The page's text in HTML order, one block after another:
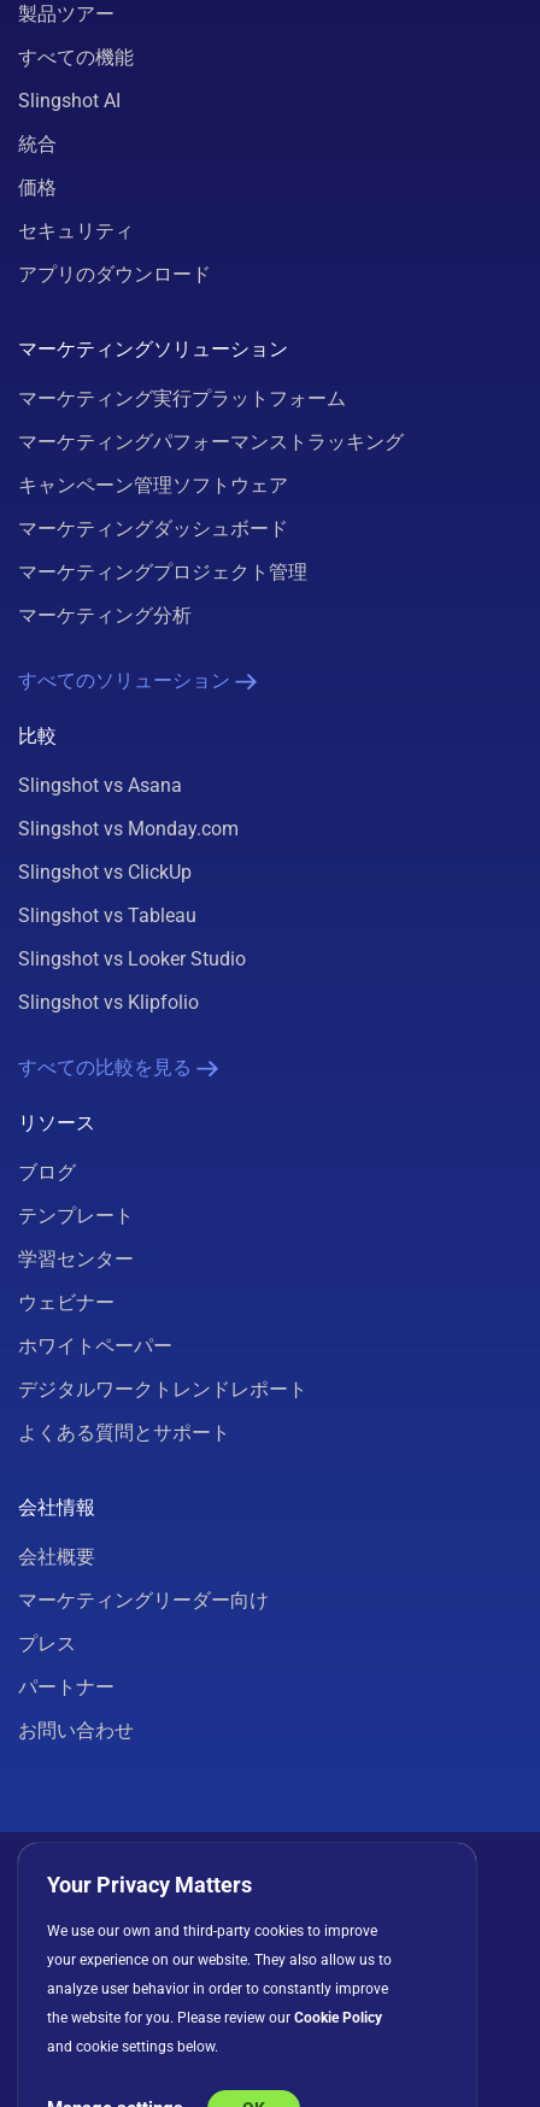
製品ツアー
すべての機能
Slingshot AI
統合
価格
セキュリティ
アプリのダウンロード
マーケティングソリューション
マーケティング実行プラットフォーム
マーケティングパフォーマンストラッキング
キャンペーン管理ソフトウェア
マーケティングダッシュボード
マーケティングプロジェクト管理
マーケティング分析
すべてのソリューション
比較
Slingshot vs Asana
Slingshot vs Monday.com
Slingshot vs ClickUp
Slingshot vs Tableau
Slingshot vs Looker Studio
Slingshot vs Klipfolio
すべての比較を見る
リソース
ブログ
テンプレート
学習センター
ウェビナー
ホワイトペーパー
デジタルワークトレンドレポート
よくある質問とサポート
会社情報
会社概要
マーケティングリーダー向け
プレス
パートナー
お問い合わせ
ライセンス契約
Your Privacy Matters
We use our own and third-party cookies to improve
your experience on our website. They also allow us to
analyze user behavior in order to constantly improve
the website for you. Please review our Cookie Policy
and cookie settings below.